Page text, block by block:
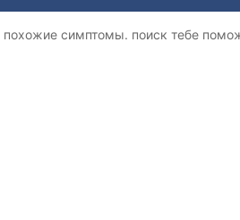
похожие симптомы. поиск тебе